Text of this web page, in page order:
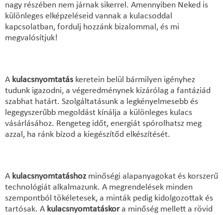
nagy részében nem járnak sikerrel. Amennyiben Neked is
különleges elképzeléseid vannak a kulacsoddal
kapcsolatban, fordulj hozzánk bizalommal, és mi
megvalósítjuk!
A kulacsnyomtatás keretein belül bármilyen igényhez
tudunk igazodni, a végeredménynek kizárólag a fantáziád
szabhat határt. Szolgáltatásunk a legkényelmesebb és
legegyszerűbb megoldást kínálja a különleges kulacs
vásárlásához. Rengeteg időt, energiát spórolhatsz meg
azzal, ha ránk bízod a kiegészítőd elkészítését.
A kulacsnyomtatáshoz minőségi alapanyagokat és korszerű
technológiát alkalmazunk. A megrendelések minden
szempontból tökéletesek, a minták pedig kidolgozottak és
tartósak. A kulacsnyomtatáskora minőség mellett a rövid